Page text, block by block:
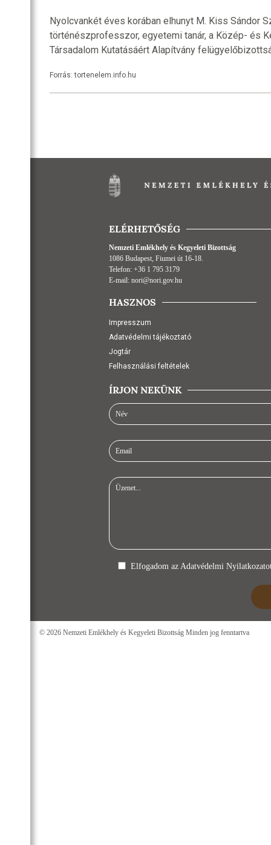
Nyolcvankét éves korában elhunyt M. Kiss Sándor
történészprofesszor, egyetemi tanár, a Közép- és
Társadalom Kutatásáért Alapítvány
Forrás: tortenelem.info.hu
ELÉRHETŐSÉG
Nemzeti Emlékhely és Kegyeleti Bizottság
1086 Budapest, Fiumei út 16-18.
Telefon: +36 1 795 3179
E-mail: nori@nori.gov.hu
HASZNOS
Impresszum
Adatvédelmi tájékoztató
Jogtár
Felhasználási feltételek
ÍRJON NEKÜNK
Elfogadom az Adatvédelmi
© 2026 Nemzeti Emlékhely és Kegyeleti Bizottság Minden jog fenntartva